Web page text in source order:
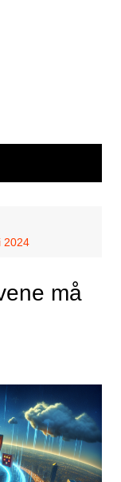
2024
må